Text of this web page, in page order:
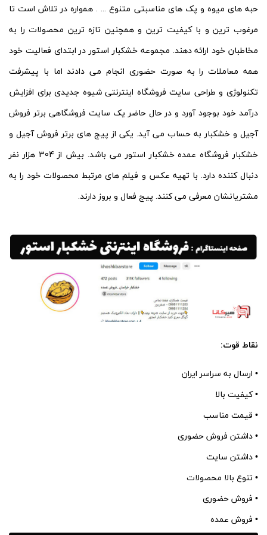
حبه های میوه و پک های مناسبتی متنوع ... . همواره در تلاش است تا
مرغوب ترین و با کیفیت ترین و همچنین تازه ترین محصولات را به
مخاطبان خود ارائه دهند. مجموعه خشکبار استور در ابتدای فعالیت خود
همه معاملات را به صورت حضوری انجام می دادند اما با پیشرفت
تکنولوژی و طراحی سایت فروشگاه اینترنتی شیوه جدیدی برای افزایش
درآمد خود بوجود آورد و در حال حاضر یک سایت فروشگاهی برتر فروش
آجیل و خشکبار به حساب می آید. یکی از پیج های برتر فروش آجیل و
خشکبار فروشگاه عمده خشکبار استور می باشد. بیش از 304 هزار نفر
دنبال کننده دارد. با تهیه عکس و فیلم های مرتبط محصولات خود را به
مشتریانشان معرفی می کنند. پیج فعال و بروز دارند.
نقاط قوت:
• ارسال به سراسر ایران
• کیفیت بالا
• قیمت مناسب
• داشتن فروش حضوری
• داشتن سایت
• تنوع بالا محصولات
• فروش حضوری
• فروش عمده